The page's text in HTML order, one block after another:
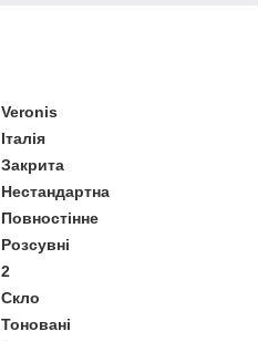
Veronis
Італія
Закрита
Нестандартна
Повностінне
Розсувні
2
Скло
Тоновані